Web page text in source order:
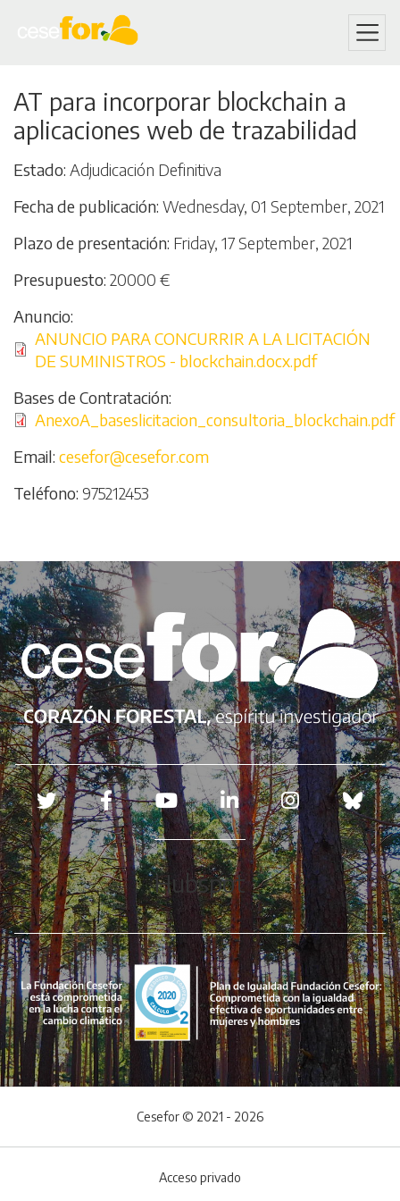
to
main
AT para incorporar blockchain a
aplicaciones web de trazabilidad
Estado Adjudicación Definitiva
Fecha de publicación Wednesday, 01 September, 2021
Plazo de presentación Friday, 17 September, 2021
Presupuesto 20000 €
Anuncio
FileANUNCIO PARA CONCURRIR A LA LICITACIÓN
DE SUMINISTROS - blockchain.docx.pdf
Bases de Contratación
FileAnexoA_baseslicitacion_consultoria_blockchain.pdf
Email cesefor@cesefor.com
Teléfono 975212453
Redes sociales
Hubspot
Cesefor © 2021 - 2026
Acceso privado